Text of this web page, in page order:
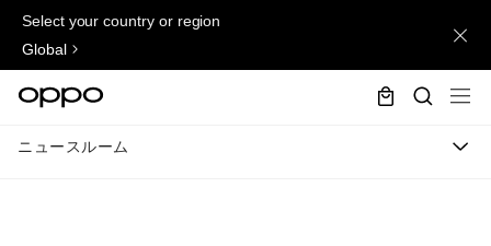
Select your country or region
Global
ニュースルーム